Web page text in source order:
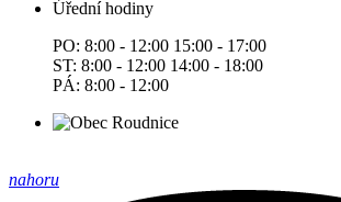
Úřední hodiny
PO: 8:00 - 12:00 15:00 - 17:00
ST: 8:00 - 12:00 14:00 - 18:00
PÁ: 8:00 - 12:00
nahoru